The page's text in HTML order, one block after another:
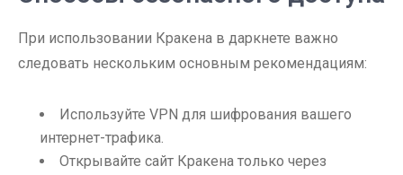
При использовании Кракена в даркнете важно
следовать нескольким основным рекомендациям:
Используйте VPN для шифрования вашего
интернет-трафика.
Открывайте сайт Кракена только через